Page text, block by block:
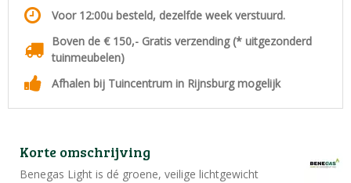
Voor 12:00u besteld, dezelfde week verstuurd.
Boven de € 150,- Gratis verzending (* uitgezonderd
tuinmeubelen)
Afhalen bij Tuincentrum in Rijnsburg mogelijk
Korte omschrijving
Benegas Light is dé groene, veilige lichtgewicht